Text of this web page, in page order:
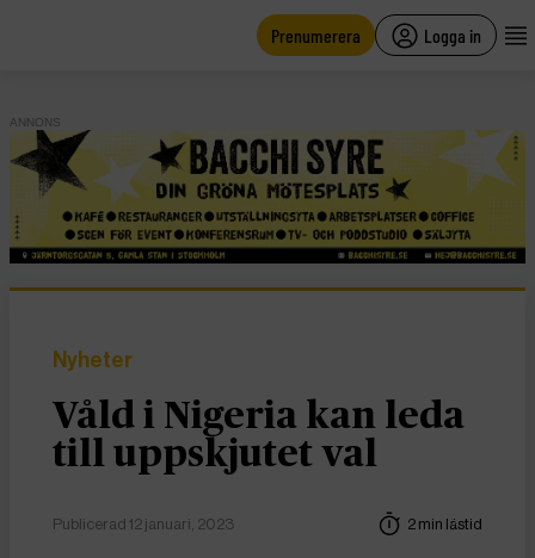
Prenumerera Logga in
ANNONS
Nyheter
Våld i Nigeria kan leda
till uppskjutet val
Publicerad 12 januari, 2023 2 min lästid